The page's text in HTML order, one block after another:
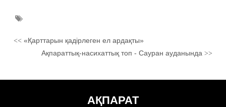
<<«Қарттарын қадірлеген ел ардақты»
Ақпараттық-насихаттық топ - Сауран ауданында>>
АҚПАРАТ